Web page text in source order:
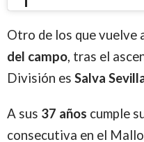
Otro de los que vuelve
del campo, tras el
División es Salva
A sus 37 años cumple
consecutiva en el